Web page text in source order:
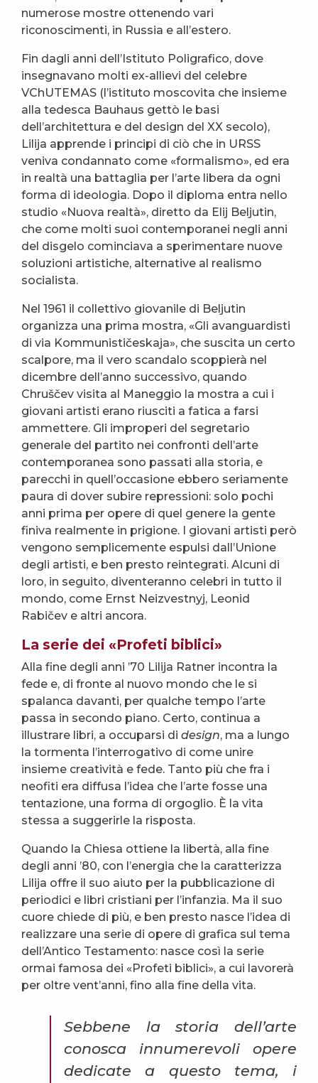
numerose mostre ottenendo vari
riconoscimenti, in Russia e all’estero.
Fin dagli anni dell’Istituto Poligrafico, dove
insegnavano molti ex-allievi del celebre
VChUTEMAS (l’istituto moscovita che insieme
alla tedesca Bauhaus gettò le basi
dell’architettura e del design del XX secolo),
Lilija apprende i principi di ciò che in URSS
veniva condannato come «formalismo», ed era
in realtà una battaglia per l’arte libera da ogni
forma di ideologia. Dopo il diploma entra nello
studio «Nuova realtà», diretto da Elij Beljutin,
che come molti suoi contemporanei negli anni
del disgelo cominciava a sperimentare nuove
soluzioni artistiche, alternative al realismo
socialista.
Nel 1961 il collettivo giovanile di Beljutin
organizza una prima mostra, «Gli avanguardisti
di via Kommunističeskaja», che suscita un certo
scalpore, ma il vero scandalo scoppierà nel
dicembre dell’anno successivo, quando
Chruščev visita al Maneggio la mostra a cui i
giovani artisti erano riusciti a fatica a farsi
ammettere. Gli improperi del segretario
generale del partito nei confronti dell’arte
contemporanea sono passati alla storia, e
parecchi in quell’occasione ebbero seriamente
paura di dover subire repressioni: solo pochi
anni prima per opere di quel genere la gente
finiva realmente in prigione. I giovani artisti però
vengono semplicemente espulsi dall’Unione
degli artisti, e ben presto reintegrati. Alcuni di
loro, in seguito, diventeranno celebri in tutto il
mondo, come Ernst Neizvestnyj, Leonid
Rabičev e altri ancora.
La serie dei «Profeti biblici»
Alla fine degli anni ’70 Lilija Ratner incontra la
fede e, di fronte al nuovo mondo che le si
spalanca davanti, per qualche tempo l’arte
passa in secondo piano. Certo, continua a
illustrare libri, a occuparsi di design, ma a lungo
la tormenta l’interrogativo di come unire
insieme creatività e fede. Tanto più che fra i
neofiti era diffusa l’idea che l’arte fosse una
tentazione, una forma di orgoglio. È la vita
stessa a suggerirle la risposta.
Quando la Chiesa ottiene la libertà, alla fine
degli anni ’80, con l’energia che la caratterizza
Lilija offre il suo aiuto per la pubblicazione di
periodici e libri cristiani per l’infanzia. Ma il suo
cuore chiede di più, e ben presto nasce l’idea di
realizzare una serie di opere di grafica sul tema
dell’Antico Testamento: nasce così la serie
ormai famosa dei «Profeti biblici», a cui lavorerà
per oltre vent’anni, fino alla fine della vita.
Sebbene la storia dell’arte
conosca innumerevoli opere
dedicate a questo tema, i